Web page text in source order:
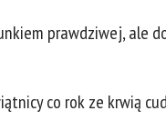
prawdziwej, ale
co rok ze krwią